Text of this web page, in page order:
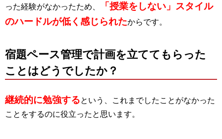
った経験がなかったため、
「授業をしない」スタイル
のハードルが低く感じられたからです。
宿題ペース管理で計画を立ててもらった
ことはどうでしたか？
継続的に勉強するという、これまでしたことがなかった
ことをするのに役立ったと思います。